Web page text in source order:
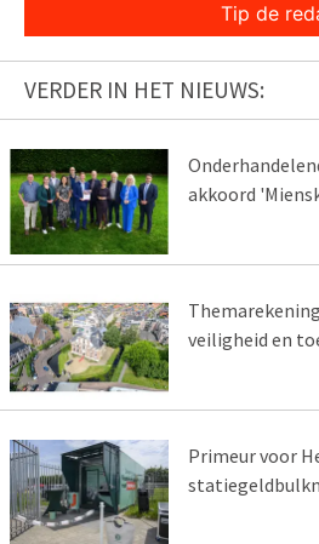
Tip de
VERDER IN HET NIEUWS:
akkoord
veiligheid en
Primeur voor